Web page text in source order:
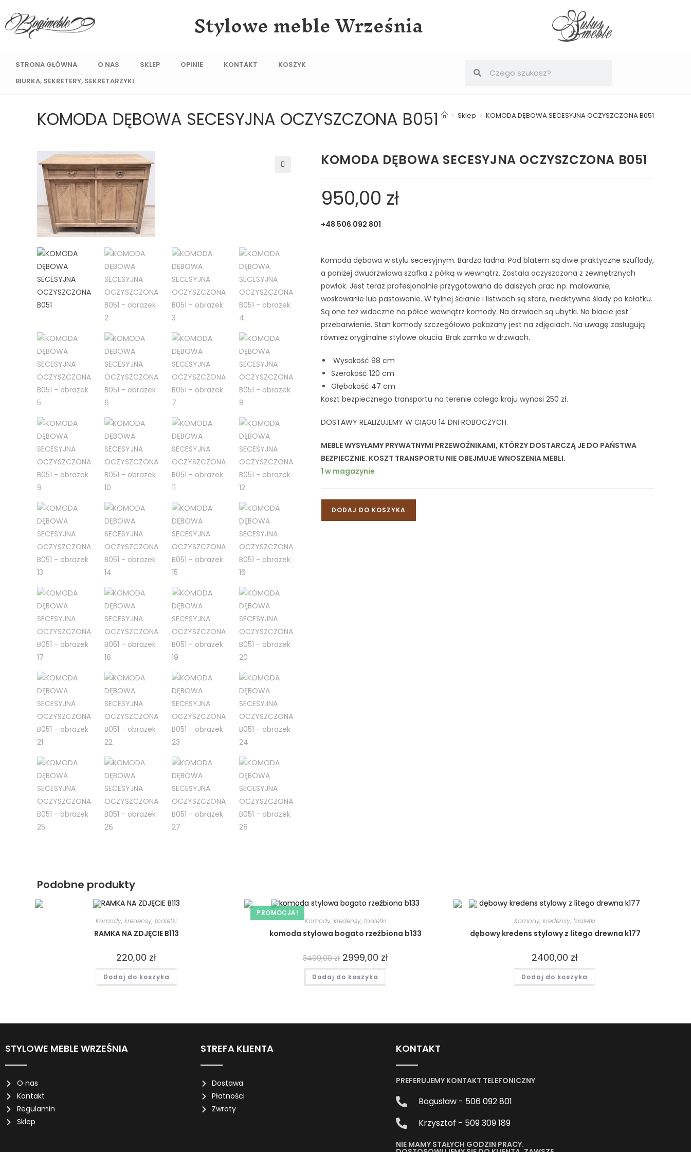
Stylowe meble Września
STRONA GŁÓWNA O NAS SKLEP OPINIE KONTAKT
KOSZYK
BIURKA, SEKRETERY, SEKRETARZYKI
KOMODA DĘBOWA SECESYJNA OCZYSZCZONA B051 > Sklep > KOMODA DĘBOWA SECESYJNA OCZYSZCZONA B051
KOMODA DĘBOWA SECESYJNA OCZYSZCZONA B051
950,00 zł
+48 506 092 801
Komoda dębowa w stylu secesyjnym. Bardzo ładna. Pod blatem są dwie praktyczne szuflady,
a poniżej dwudrzwiowa szafka z półką w wewnątrz. Została oczyszczona z zewnętrznych
powłok. Jest teraz profesjonalnie przygotowana do dalszych prac np. malowanie,
woskowanie lub pastowanie. W tylnej ścianie i listwach są stare, nieaktywne ślady po kołatku.
Są one też widoczne na półce wewnątrz komody. Na drzwiach są ubytki. Na blacie jest
przebarwienie. Stan komody szczegółowo pokazany jest na zdjęciach. Na uwagę zasługują
również oryginalne stylowe okucia. Brak zamka w drzwiach.
Wysokość 98 cm
Szerokość 120 cm
Głębokość 47 cm
Koszt bezpiecznego transportu na terenie całego kraju wynosi 250 zł.
DOSTAWY REALIZUJEMY W CIĄGU 14 DNI ROBOCZYCH.
MEBLE WYSYŁAMY PRYWATNYMI PRZEWOŹNIKAMI, KTÓRZY DOSTARCZĄ JE DO PAŃSTWA
BEZPIECZNIE. KOSZT TRANSPORTU NIE OBEJMUJE WNOSZENIA MEBLI.
1 w magazynie
DODAJ DO KOSZYKA
Podobne produkty
Komody, kredensy, toaletki
RAMKA NA ZDJĘCIE B113
220,00 zł
Dodaj do koszyka
PROMOCJA!
Komody, kredensy, toaletki
komoda stylowa bogato rzeźbiona b133
3499,00zł 2999,00 zł
Dodaj do koszyka
Komody, kredensy, toaletki
dębowy kredens stylowy z litego drewna k177
2400,00 zł
Dodaj do koszyka
STYLOWE MEBLE WRZEŚNIA
O nas
Kontakt
Regulamin
Sklep
STREFA KLIENTA
Dostawa
Płatności
Zwroty
KONTAKT
PREFERUJEMY KONTAKT TELEFONICZNY
Bogusław - 506 092 801
Krzysztof - 509 309 189
NIE MAMY STAŁYCH GODZIN PRACY.